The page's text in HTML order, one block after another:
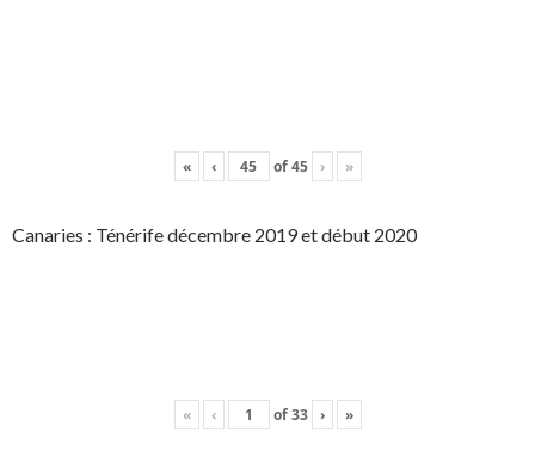
« ‹ of45 › »
Canaries : Ténérife décembre 2019 et début 2020
« ‹ of33 › »